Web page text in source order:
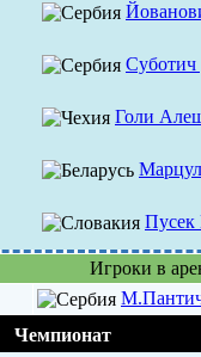
Голи
Пусек
Игроки в
Чемпионат